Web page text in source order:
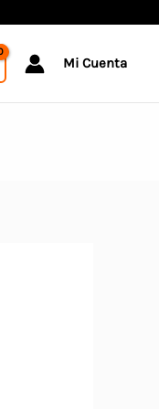
Mi Cuenta